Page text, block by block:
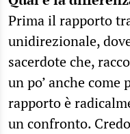
Prima il rapporto
unidirezionale,
sacerdote che,
un po’ anche come
rapporto è
un confronto.